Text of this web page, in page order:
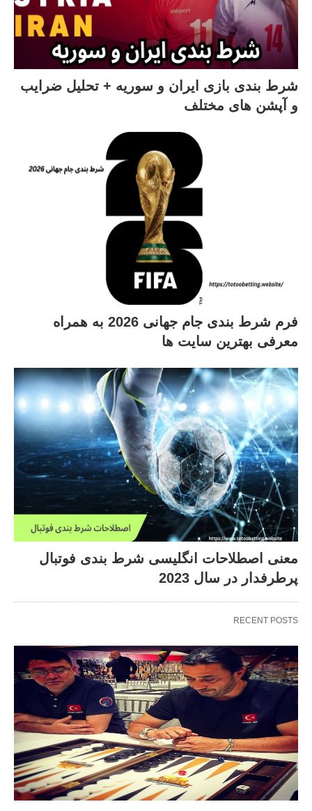
شرط بندی بازی ایران و سوریه + تحلیل ضرایب
و آپشن های مختلف
فرم شرط بندی جام جهانی 2026 به همراه
معرفی بهترین سایت ها
معنی اصطلاحات انگلیسی شرط بندی فوتبال
پرطرفدار در سال 2023
RECENT POSTS